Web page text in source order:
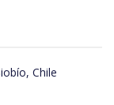
Chile